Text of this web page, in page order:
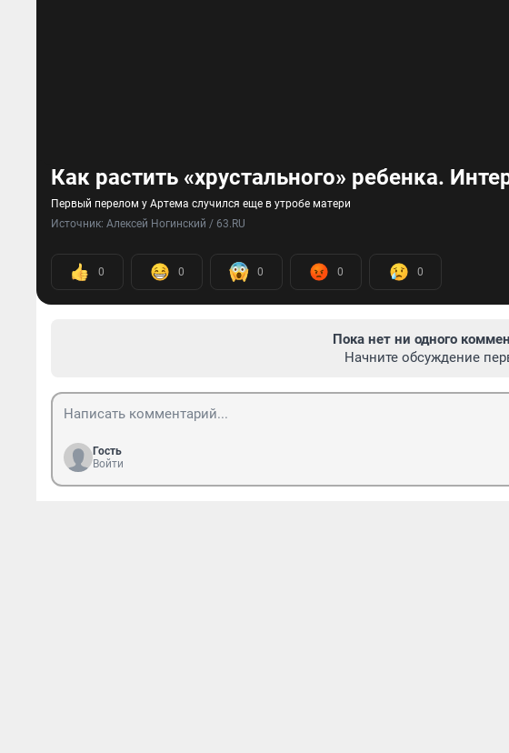
Как растить «хрустального» ребенка.
Первый перелом у Артема случился еще в утробе матери
Источник: Алексей Ногинский / 63.RU
0 0 0 0 0
Пока нет ни одного
Начните обсуждение
Гость
Войти